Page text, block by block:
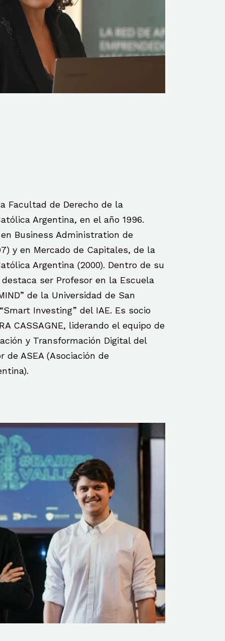
Facultad de Derecho de la
Argentina, en el año 1996.
Business Administration de
y en Mercado de Capitales, de la
Argentina (2000). Dentro de su
ser Profesor en la Escuela
de la Universidad de San
Investing” del IAE. Es socio
CASSAGNE, liderando el equipo de
y Transformación Digital del
de ASEA (Asociación de